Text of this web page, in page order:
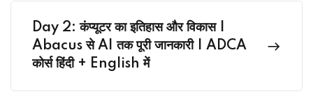
Day 2: कंप्यूटर का इतिहास और विकास |
Abacus से AI तक पूरी जानकारी | ADCA
कोर्स हिंदी + English में